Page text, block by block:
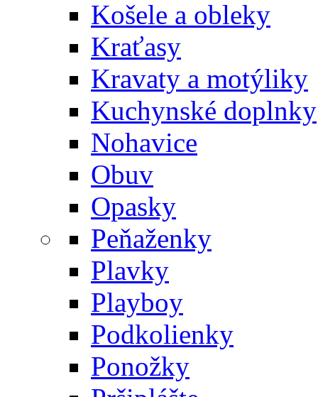
Košele a obleky
Kraťasy
Kravaty a motýliky
Kuchynské doplnky
Nohavice
Obuv
Opasky
Peňaženky
Plavky
Playboy
Podkolienky
Ponožky